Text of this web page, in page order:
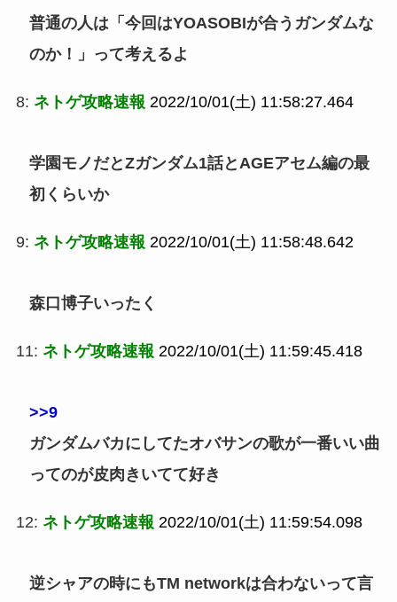
普通の人は「今回はYOASOBIが合うガンダムな
のか！」って考えるよ
8: ネトゲ攻略速報 2022/10/01(土) 11:58:27.464
学園モノだとZガンダム1話とAGEアセム編の最
初くらいか
9: ネトゲ攻略速報 2022/10/01(土) 11:58:48.642
森口博子いったく
11: ネトゲ攻略速報 2022/10/01(土) 11:59:45.418
>>9
ガンダムバカにしてたオバサンの歌が一番いい曲
ってのが皮肉きいてて好き
12: ネトゲ攻略速報 2022/10/01(土) 11:59:54.098
逆シャアの時にもTM networkは合わないって言